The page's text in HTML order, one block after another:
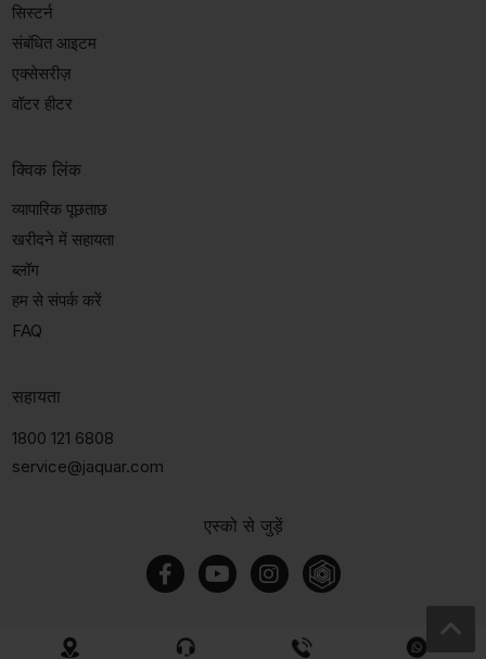
एस्को से जुड़ें
सिस्टर्न
संबंधित आइटम
एक्सेसरीज़
वॉटर हीटर
क्विक लिंक
व्यापारिक पूछताछ
खरीदने में सहायता
ब्लॉग
हम से संपर्क करें
FAQ
सहायता
1800 121 6808
service@jaquar.com